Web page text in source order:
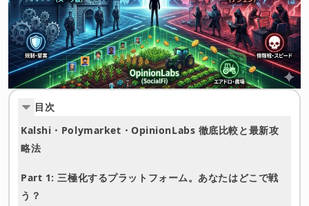
目次
Kalshi・Polymarket・OpinionLabs 徹底比較と最新攻
略法
Part 1: 三極化するプラットフォーム。あなたはどこで戦
う？